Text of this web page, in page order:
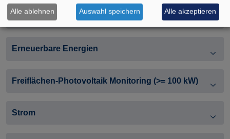
Anwendungsbilanzen Endenergieverbrauch
Erneuerbare Energien
Freiflächen-Photovoltaik Monitoring (>= 100 kW)
Strom
Alle ablehnen Auswahl speichern Alle akzeptieren